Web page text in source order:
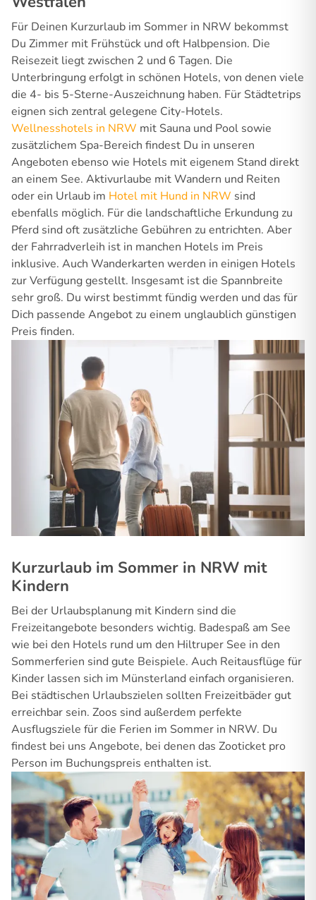
Für Deinen Kurzurlaub im Sommer in NRW bekommst
Du Zimmer mit Frühstück und oft Halbpension. Die
Reisezeit liegt zwischen 2 und 6 Tagen. Die
Unterbringung erfolgt in schönen Hotels, von denen viele
die 4- bis 5-Sterne-Auszeichnung haben. Für Städtetrips
eignen sich zentral gelegene City-Hotels.
Wellnesshotels in NRW mit Sauna und Pool sowie
zusätzlichem Spa-Bereich findest Du in unseren
Angeboten ebenso wie Hotels mit eigenem Stand direkt
an einem See. Aktivurlaube mit Wandern und Reiten
oder ein Urlaub im Hotel mit Hund in NRW sind
ebenfalls möglich. Für die landschaftliche Erkundung zu
Pferd sind oft zusätzliche Gebühren zu entrichten. Aber
der Fahrradverleih ist in manchen Hotels im Preis
inklusive. Auch Wanderkarten werden in einigen Hotels
zur Verfügung gestellt. Insgesamt ist die Spannbreite
sehr groß. Du wirst bestimmt fündig werden und das für
Dich passende Angebot zu einem unglaublich günstigen
Preis finden.
Kurzurlaub im Sommer in NRW mit
Kindern
Bei der Urlaubsplanung mit Kindern sind die
Freizeitangebote besonders wichtig. Badespaß am See
wie bei den Hotels rund um den Hiltruper See in den
Sommerferien sind gute Beispiele. Auch Reitausflüge für
Kinder lassen sich im Münsterland einfach organisieren.
Bei städtischen Urlaubszielen sollten Freizeitbäder gut
erreichbar sein. Zoos sind außerdem perfekte
Ausflugsziele für die Ferien im Sommer in NRW. Du
findest bei uns Angebote, bei denen das Zooticket pro
Person im Buchungspreis enthalten ist.